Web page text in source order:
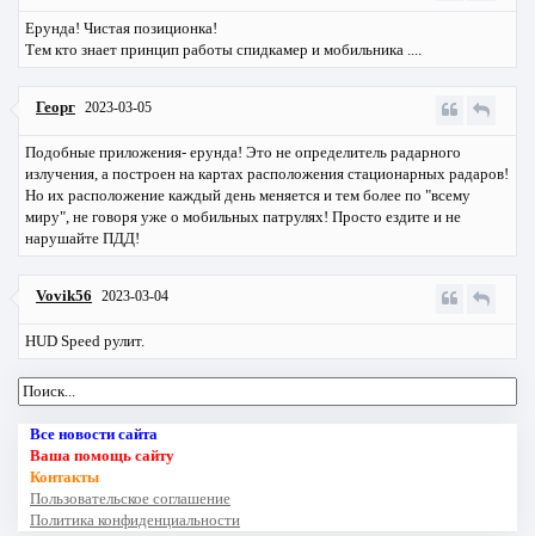
Ерунда! Чистая позиционка!
Тем кто знает принцип работы спидкамер и мобильника ....
Георг 2023-03-05
Подобные приложения- ерунда! Это не определитель радарного
излучения, а построен на картах расположения стационарных радаров!
Но их расположение каждый день меняется и тем более по "всему
миру", не говоря уже о мобильных патрулях! Просто ездите и не
нарушайте ПДД!
Vovik56 2023-03-04
HUD Speed рулит.
Все новости сайта
Ваша помощь сайту
Контакты
Пользовательское соглашение
Политика конфиденциальности